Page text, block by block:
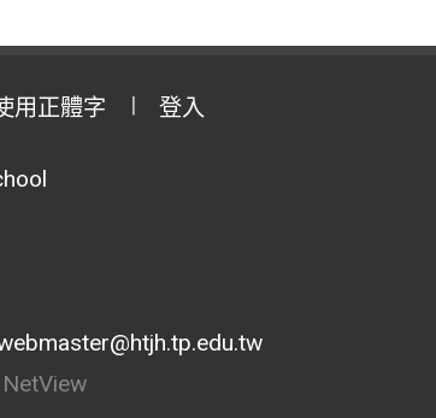
用正體字 登入
NetView